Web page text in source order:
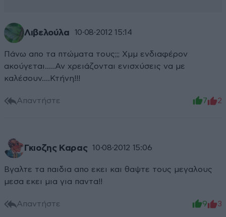
Λιβελούλα 10·08·2012 15:14
Πάνω απο τα πτώματα τους;;; Χμμ ενδιαφέρον
ακούγεται.....Αν χρειάζονται ενισχύσεις να με
καλέσουν....Κτήνη!!!
Απαντήστε 7 2
Γκιοζης Καρας 10·08·2012 15:06
Βγαλτε τα παιδια απο εκει και θαψτε τους μεγαλους
μεσα εκει μια για παντα!!
Απαντήστε 9 3